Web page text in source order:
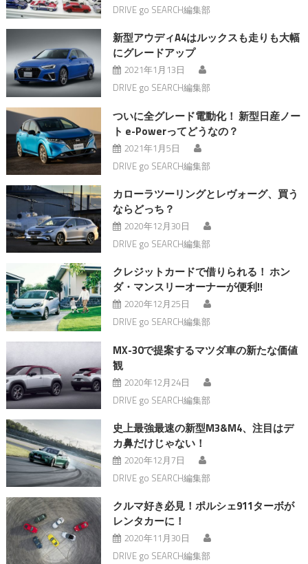
DRIVE go SEARCH編集部
新型アウディA4はルックスも走りも大幅
にグレードアップ
2021年1月13日
DRIVE go SEARCH編集部
ついに全グレード電動化！ 新型日産ノー
ト e-Powerってどうなの？
2021年1月5日
DRIVE go SEARCH編集部
カローラツーリングとレヴォーグ、買う
ならどっち？
2020年12月30日
DRIVE go SEARCH編集部
クレジットカードで借りられる！ ホン
ダ・マンスリーオーナーが便利!!
2020年12月25日
DRIVE go SEARCH編集部
MX-30で提案するマツダ車の新たな価値
観
2020年12月24日
DRIVE go SEARCH編集部
史上最強最速の新型M3&M4、注目はデ
カ鼻だけじゃない！
2020年12月7日
DRIVE go SEARCH編集部
クルマ好き必見！ポルシェ911ターボが
レンタカーに！
2020年11月30日
DRIVE go SEARCH編集部